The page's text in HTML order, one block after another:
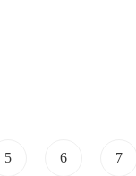
5 6 7